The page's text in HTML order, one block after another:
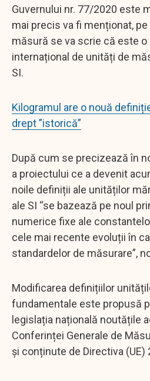
Guvernului nr. 77/2020 este
mai precis va fi menționat,
măsură se va scrie că este
internațional de unități de
SI.
Kilogramul are o nouă
drept ”istorică”
După cum se precizează în
a proiectului ce a devenit
noile definiții ale unităților
ale SI “se bazează pe noul
numerice fixe ale
cele mai recente evoluții în
standardelor de măsurare”,
Modificarea definițiilor
fundamentale este propusă
legislația națională noutățile
Conferinței Generale de
și conținute de Directiva (UE)